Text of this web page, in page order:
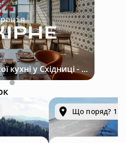
Ресторація карпатської кухні у Східниці - місце з характером і традиціями
Що поряд?